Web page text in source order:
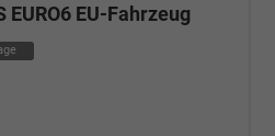
EURO6 EU-Fahrzeug